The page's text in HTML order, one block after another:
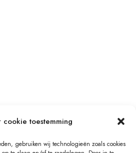
cookie toestemming
gebruiken wij technologieën zoals cookies